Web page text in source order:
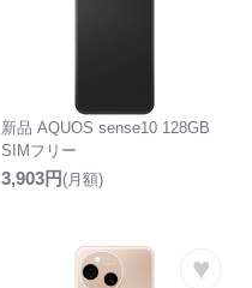
新品 AQUOS sense10 128GB
SIMフリー
3,903円(月額)
♥